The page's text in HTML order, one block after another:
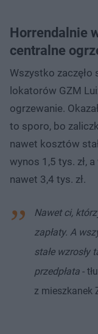
Horrendalnie
centralne
Wszystko zaczęło
lokatorów GZM
ogrzewanie.
to sporo, bo
nawet kosztów
wynos 1,5 tys. zł,
nawet 3,4 tys. zł.
Nawet ci,
zapłaty. A
stałe wzrosły
przedpłata -
z mieszkanek